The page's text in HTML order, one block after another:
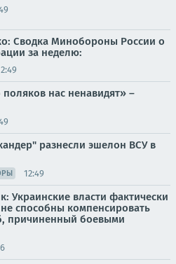
Сводка Минобороны России о
за неделю:
нас ненавидят» –
разнесли эшелон ВСУ в
12:49
Украинские власти фактически
способны компенсировать
причиненный боевыми